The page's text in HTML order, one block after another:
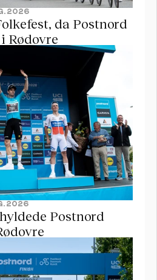
2026
da Postnord
Rødovre
2026
Postnord